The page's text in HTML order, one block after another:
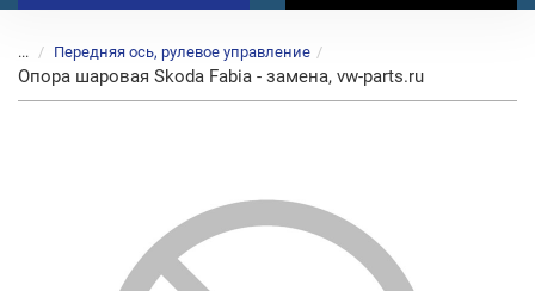
... Передняя ось, рулевое управление
Опора шаровая Skoda Fabia - замена, vw-parts.ru